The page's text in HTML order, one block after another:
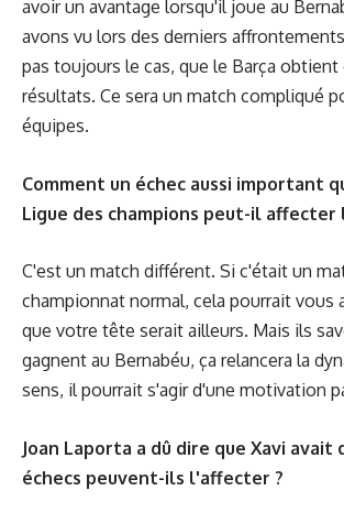
avoir un avantage lorsqu'il joue au
avons vu lors des derniers
pas toujours le cas, que le Barça obtient
résultats. Ce sera un match compliqué
équipes.
Comment un échec aussi important
Ligue des champions peut-il affecter
C'est un match différent. Si c'était un
championnat normal, cela pourrait vous
que votre tête serait ailleurs. Mais ils
gagnent au Bernabéu, ça relancera la
sens, il pourrait s'agir d'une motivation
Joan Laporta a dû dire que Xavi avait
échecs peuvent-ils l'affecter ?